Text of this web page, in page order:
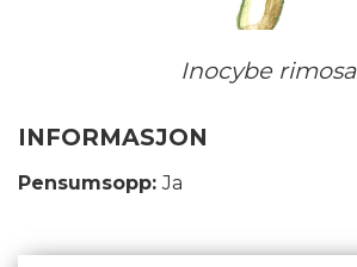
Inocybe rimosa
INFORMASJON
Pensumsopp:Ja